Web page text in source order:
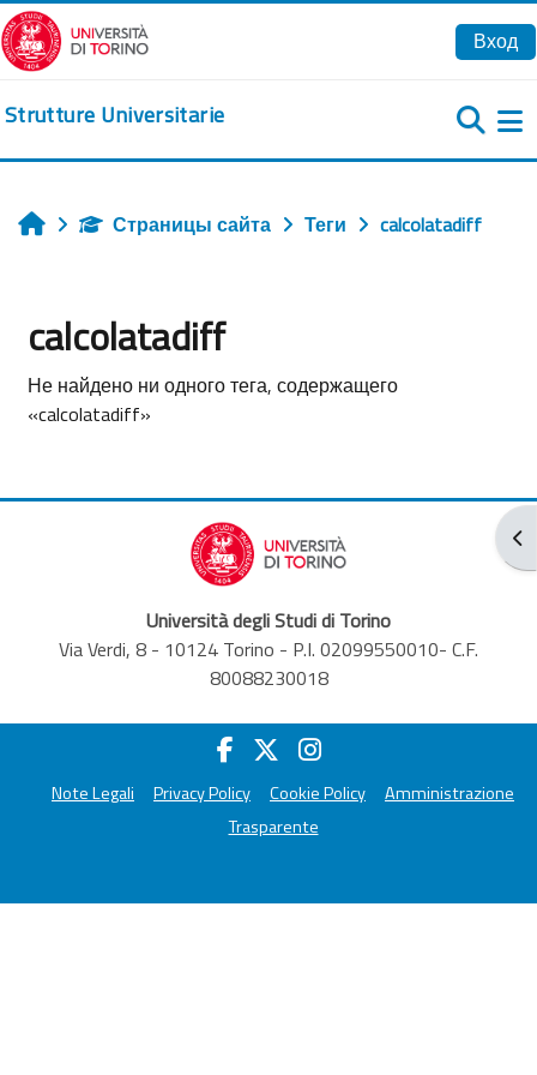
Перейти к основному содержанию
Вход
Strutture Universitarie
ГлавнаяСтраницы сайта Теги calcolatadiff
calcolatadiff
Не найдено ни одного тега, содержащего
«calcolatadiff»
Università degli Studi di Torino
Via Verdi, 8 - 10124 Torino - P.I. 02099550010- C.F.
80088230018
Note Legali Privacy Policy Cookie Policy
Amministrazione
Trasparente